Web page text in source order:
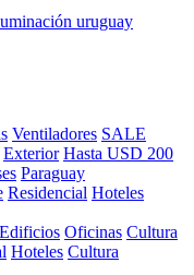
Ventiladores SALE
Exterior Hasta USD 200
Paraguay
Residencial Hoteles
Edificios Oficinas Cultura
Hoteles Cultura